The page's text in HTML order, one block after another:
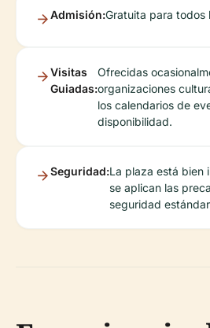
Admisión:Gratuita para todos
Visitas
Guiadas:
Ofrecidas
organizaciones
los calendarios de
disponibilidad.
Seguridad:La plaza está bien
se aplican las
seguridad